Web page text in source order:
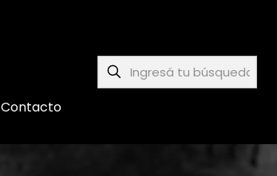
Contacto